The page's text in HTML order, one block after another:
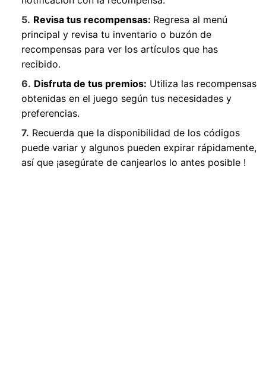
Revisa tus recompensas: Regresa al menú
principal y revisa tu inventario o buzón de
recompensas para ver los artículos que has
recibido.
Disfruta de tus premios: Utiliza las recompensas
obtenidas en el juego según tus necesidades y
preferencias.
Recuerda que la disponibilidad de los códigos
puede variar y algunos pueden expirar rápidamente,
así que ¡asegúrate de canjearlos lo antes posible !